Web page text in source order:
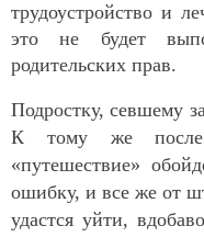
трудоустройство и
это не будет
родительских прав.
Подростку, севшему
К тому же после
«путешествие»
ошибку, и все же от
удастся уйти,